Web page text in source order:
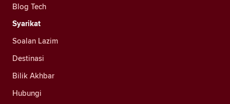
Blog Tech
Syarikat
Soalan Lazim
Destinasi
Bilik Akhbar
Hubungi